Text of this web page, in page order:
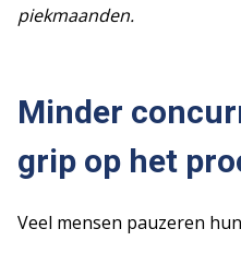
piekmaanden.
Minder
grip op het
Veel mensen pauzeren